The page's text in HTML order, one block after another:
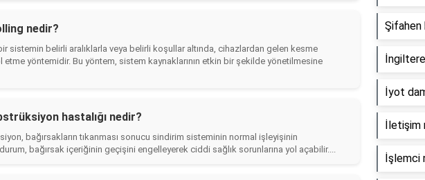
nedir?
sistemin belirli aralıklarla veya belirli koşullar altında, cihazlardan gelen kesme
etme yöntemidir. Bu yöntem, sistem kaynaklarının etkin bir şekilde yönetilmesine
hastalığı nedir?
bağırsakların tıkanması sonucu sindirim sisteminin normal işleyişinin
durum, bağırsak içeriğinin geçişini engelleyerek ciddi sağlık sorunlarına yol açabilir....
Şifahen
İyot
İletişim
İşlemci